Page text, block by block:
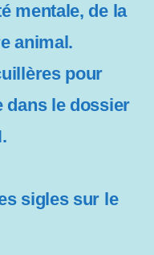
mentale, de la
animal.
pour
dans le dossier
sigles sur le